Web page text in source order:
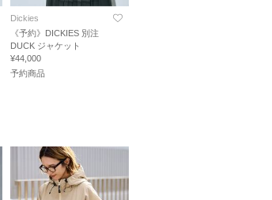
Dickies
《予約》DICKIES 別注
DUCK ジャケット
¥44,000
予約商品